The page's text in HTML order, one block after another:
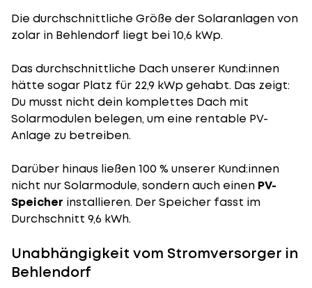
Die durchschnittliche Größe der Solaranlagenvon
zolar in Behlendorf liegt bei 10,6 kWp.
Das durchschnittliche Dach unserer Kund:innen
hätte sogar Platz für 22,9 kWp gehabt. Das zeigt:
Du musst nicht dein komplettes Dach mit
Solarmodulen belegen, um eine rentable PV-
Anlage zu betreiben.
Darüber hinaus ließen 100 % unserer Kund:innen
nicht nur Solarmodule, sondern auch einen PV-
Speicher installieren. Der Speicher fasst im
Durchschnitt 9,6 kWh.
Unabhängigkeit vom Stromversorger in
Behlendorf